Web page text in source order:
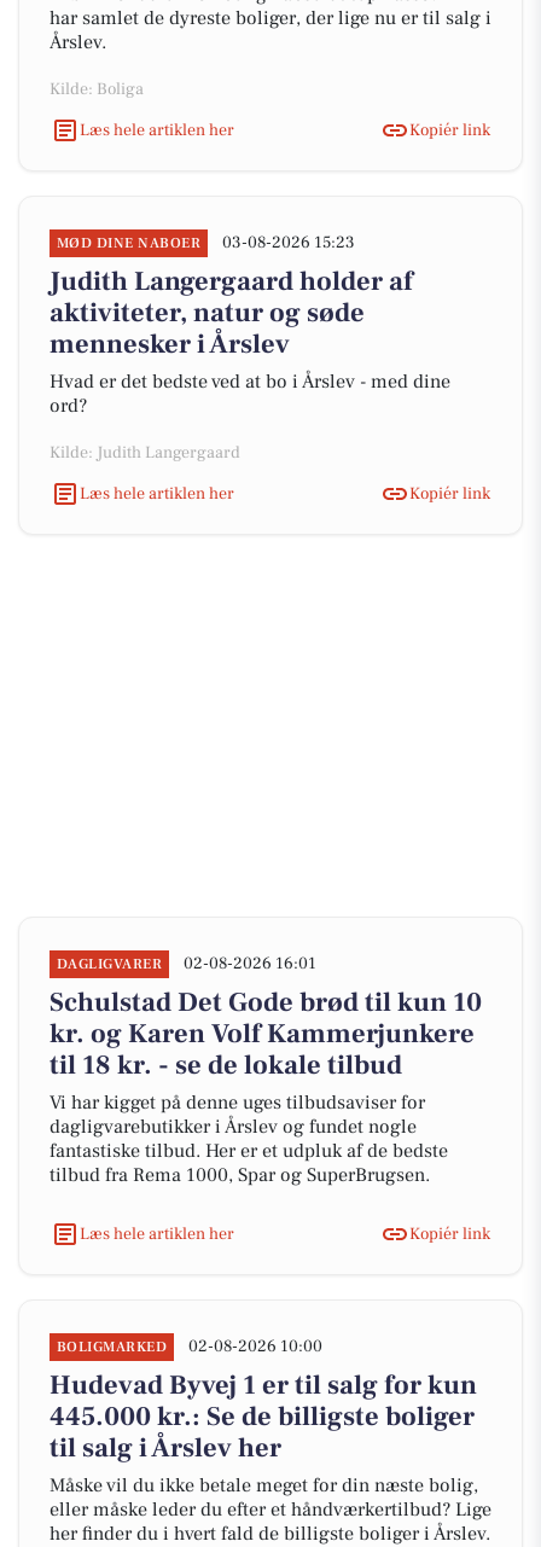
har samlet de dyreste boliger, der lige nu er til salg i
Årslev.
Kilde: Boliga
Læs hele artiklen her
Kopiér link
MØD DINE NABOER 03-08-2026 15:23
Judith Langergaard holder af
aktiviteter, natur og søde
mennesker i Årslev
Hvad er det bedste ved at bo i Årslev - med dine
ord?
Kilde: Judith Langergaard
Læs hele artiklen her
Kopiér link
DAGLIGVARER 02-08-2026 16:01
Schulstad Det Gode brød til kun 10
kr. og Karen Volf Kammerjunkere
til 18 kr. - se de lokale tilbud
Vi har kigget på denne uges tilbudsaviser for
dagligvarebutikker i Årslev og fundet nogle
fantastiske tilbud. Her er et udpluk af de bedste
tilbud fra Rema 1000, Spar og SuperBrugsen.
Læs hele artiklen her Kopiér link
BOLIGMARKED 02-08-2026 10:00
Hudevad Byvej 1 er til salg for kun
445.000 kr.: Se de billigste boliger
til salg i Årslev her
Måske vil du ikke betale meget for din næste bolig,
eller måske leder du efter et håndværkertilbud? Lige
her finder du i hvert fald de billigste boliger i Årslev.